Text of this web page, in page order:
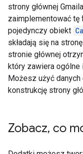
strony głównej
zaimplementować tę
pojedynczy obiekt
składają się na
stronie głównej
który zawiera ogólne
Możesz użyć
konstrukcję strony
Zobacz, co